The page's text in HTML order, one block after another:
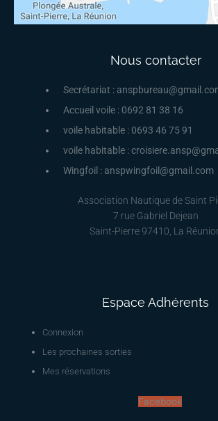
Nous contacter
Secrétariat :
Accueil voile : 0692 81 38 16
voile habitable : 0693 46 75 91
voile habitable :
Wingfoil : anspwingfoil@gmail.com
Association Nautique de Saint
7 rue Gabriel Dejean
Saint-Pierre 97410, La
Espace Adhérents
Connexion
Les prochaines sorties
Mes réservations
Facebook